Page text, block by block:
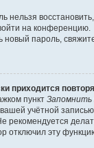
нельзя
на конференцию.
новый пароль,
приходится
пункт Запомнить
вашей учётной
рекомендуется
отключил эту